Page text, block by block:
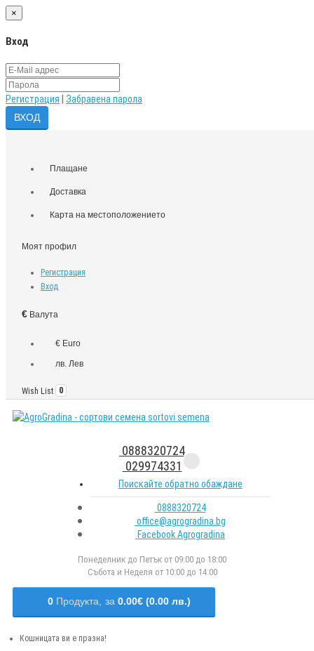
×
Вход
Регистрация Забравена парола
Плащане
Доставка
Карта на местоположението
Моят профил
Регистрация
Вход
€ Валута
€ Euro
лв. Лев
Wish List 0
0888320724
029974331
Поискайте обратно обаждане
0888320724
office@agrogradina.bg
Facebook Agrogradina
Понеделник до Петък от 09:00 до 18:00
Събота и Неделя от 10:00 до 14:00
0 Продукта, за 0.00€ (0.00 лв.)
Кошницата ви е празна!